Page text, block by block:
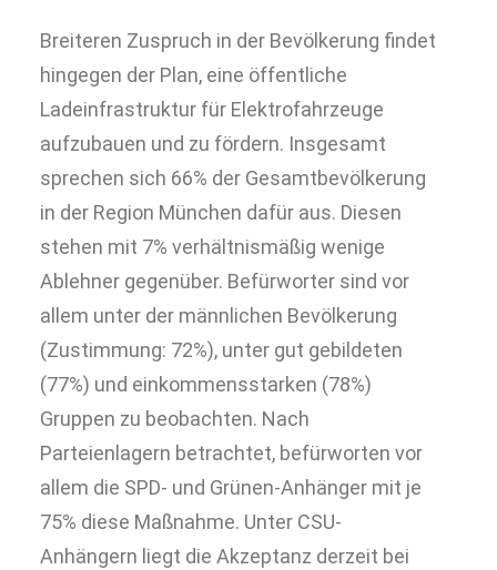
Breiteren Zuspruch in der Bevölkerung findet
hingegen der Plan, eine öffentliche
Ladeinfrastruktur für Elektrofahrzeuge
aufzubauen und zu fördern. Insgesamt
sprechen sich 66% der Gesamtbevölkerung
in der Region München dafür aus. Diesen
stehen mit 7% verhältnismäßig wenige
Ablehner gegenüber. Befürworter sind vor
allem unter der männlichen Bevölkerung
(Zustimmung: 72%), unter gut gebildeten
(77%) und einkommensstarken (78%)
Gruppen zu beobachten. Nach
Parteienlagern betrachtet, befürworten vor
allem die SPD- und Grünen-Anhänger mit je
75% diese Maßnahme. Unter CSU-
Anhängern liegt die Akzeptanz derzeit bei